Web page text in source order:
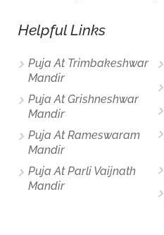
Helpful Links
Puja At Trimbakeshwar
Mandir
Puja At Grishneshwar
Mandir
Puja At Rameswaram
Mandir
Puja At Parli Vaijnath
Mandir